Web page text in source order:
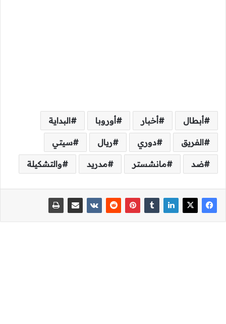
أبطال أخبار أوروبا البداية
الفريق دوري ريال سيتي
ضد مانشستر مدريد والتشكيلة